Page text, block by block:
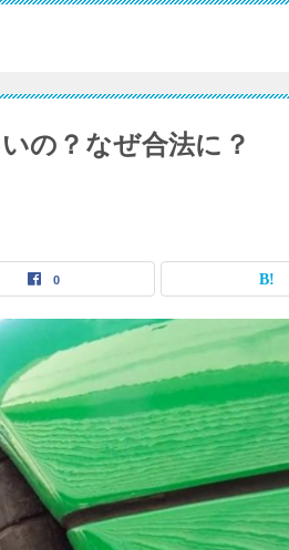
の？なぜ合法に？
0